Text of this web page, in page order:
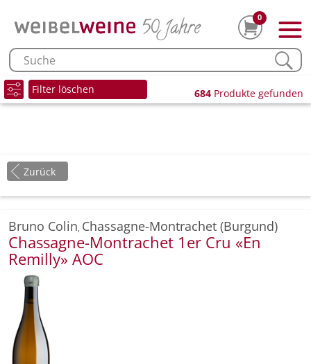
0
Filter löschen 684 Produkte gefunden
Zurück
Bruno Colin, Chassagne-Montrachet (Burgund)
Chassagne-Montrachet 1er Cru «En
Remilly» AOC